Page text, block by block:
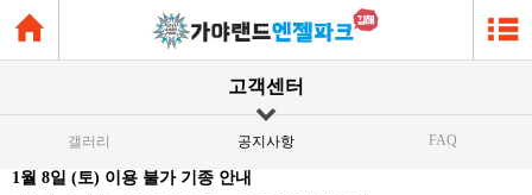
고객센터
갤러리 공지사항 FAQ
1월 8일 (토) 이용 불가 기종 안내